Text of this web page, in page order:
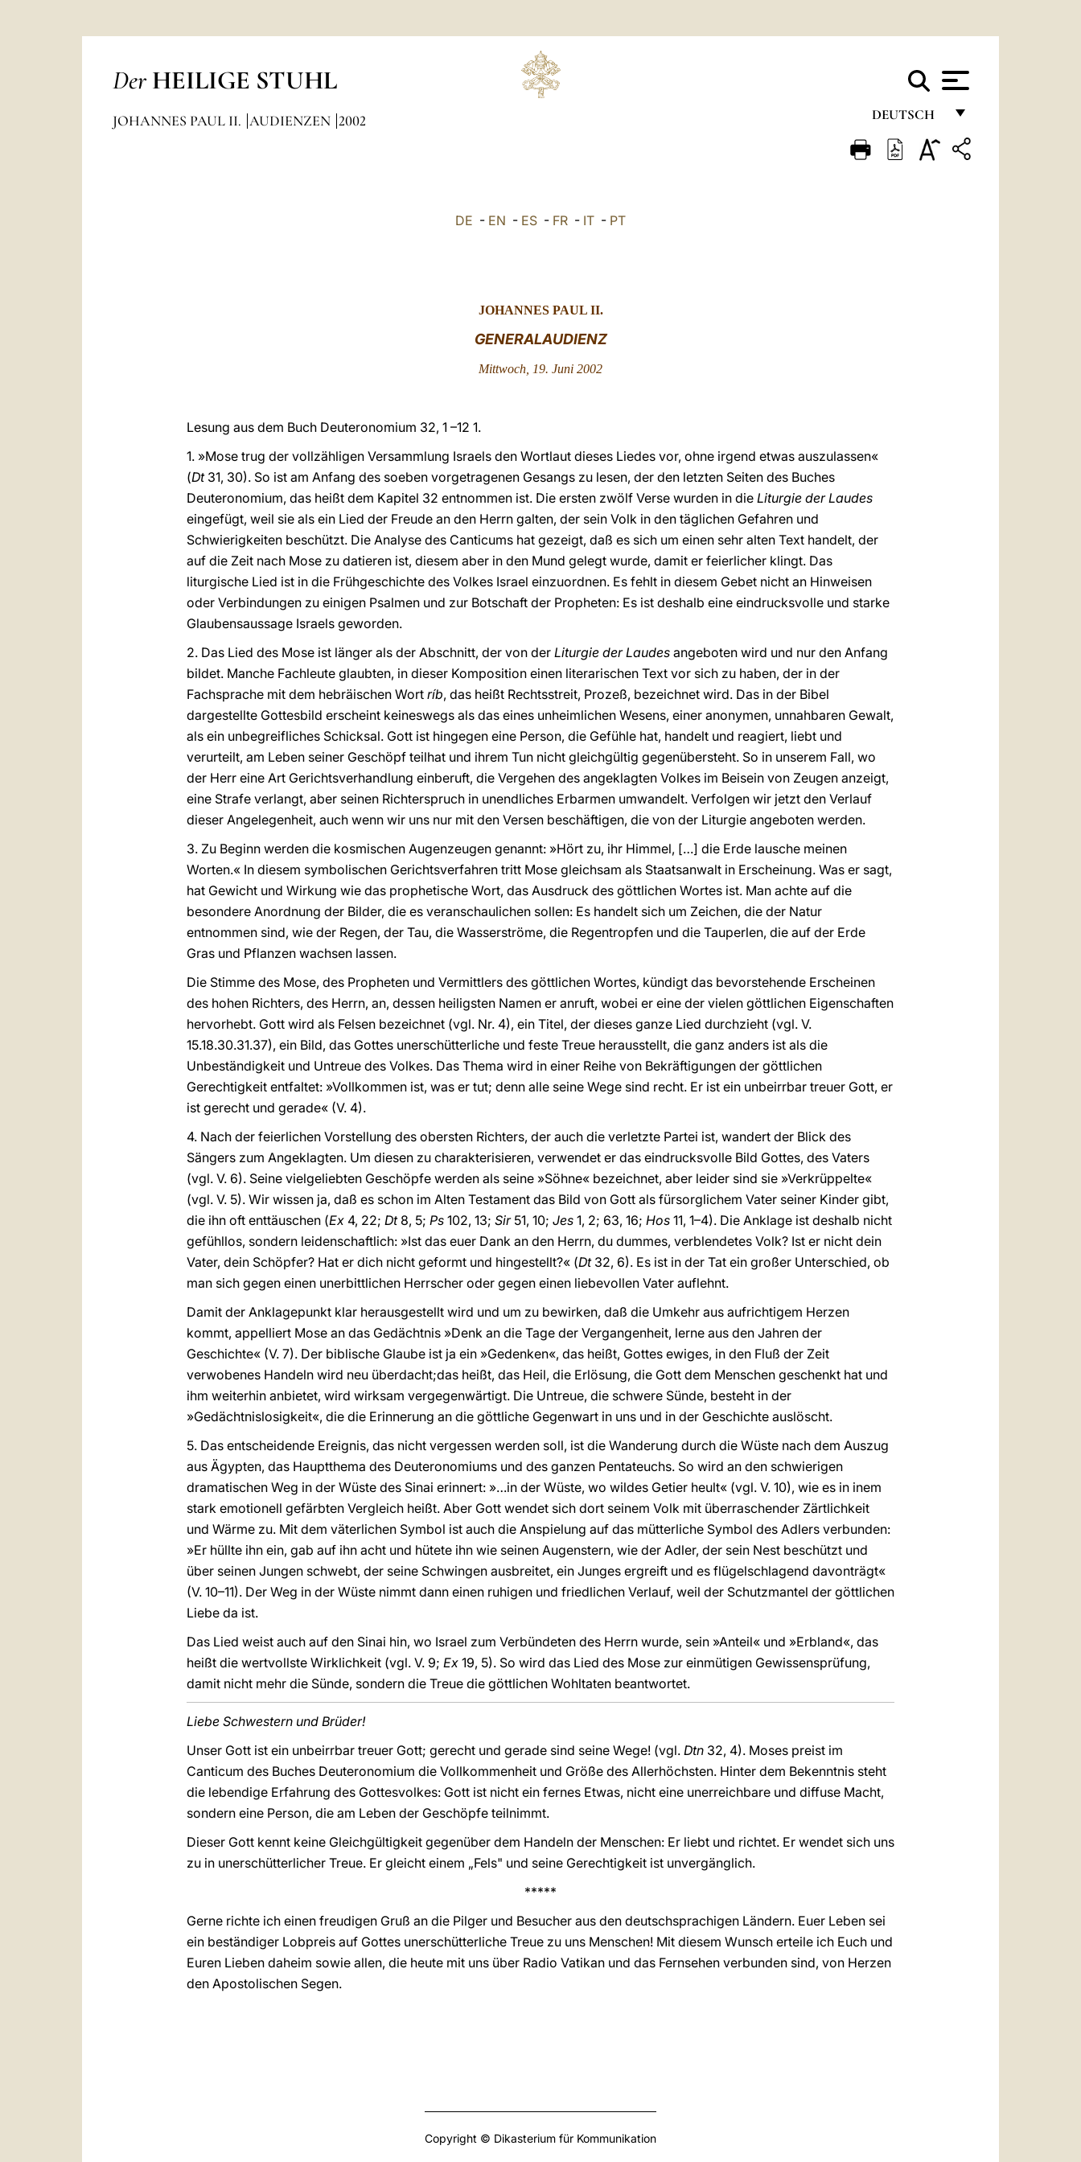
Der HEILIGE STUHL
DEUTSCH
FRANÇAIS
JOHANNES PAUL II. AUDIENZEN 2002
DE - EN - ES - FR - IT - PT
JOHANNES PAUL II.
GENERALAUDIENZ
Mittwoch, 19. Juni 2002
Lesung aus dem Buch Deuteronomium 32, 1 –12 1.
1. »Mose trug der vollzähligen Versammlung Israels den Wortlaut dieses Liedes vor, ohne irgend etwas auszulassen«
(Dt31, 30). So ist am Anfang des soeben vorgetragenen Gesangs zu lesen, der den letzten Seiten des Buches
Deuteronomium, das heißt dem Kapitel 32 entnommen ist. Die ersten zwölf Verse wurden in die Liturgie der Laudes
eingefügt, weil sie als ein Lied der Freude an den Herrn galten, der sein Volk in den täglichen Gefahren und
Schwierigkeiten beschützt. Die Analyse des Canticums hat gezeigt, daß es sich um einen sehr alten Text handelt, der
auf die Zeit nach Mose zu datieren ist, diesem aber in den Mund gelegt wurde, damit er feierlicher klingt. Das
liturgische Lied ist in die Frühgeschichte des Volkes Israel einzuordnen. Es fehlt in diesem Gebet nicht an Hinweisen
oder Verbindungen zu einigen Psalmen und zur Botschaft der Propheten: Es ist deshalb eine eindrucksvolle und starke
Glaubensaussage Israels geworden.
2. Das Lied des Mose ist länger als der Abschnitt, der von der Liturgie der Laudes angeboten wird und nur den Anfang
bildet. Manche Fachleute glaubten, in dieser Komposition einen literarischen Text vor sich zu haben, der in der
Fachsprache mit dem hebräischen Wort ríb, das heißt Rechtsstreit, Prozeß, bezeichnet wird. Das in der Bibel
dargestellte Gottesbild erscheint keineswegs als das eines unheimlichen Wesens, einer anonymen, unnahbaren Gewalt,
als ein unbegreifliches Schicksal. Gott ist hingegen eine Person, die Gefühle hat, handelt und reagiert, liebt und
verurteilt, am Leben seiner Geschöpf teilhat und ihrem Tun nicht gleichgültig gegenübersteht. So in unserem Fall, wo
der Herr eine Art Gerichtsverhandlung einberuft, die Vergehen des angeklagten Volkes im Beisein von Zeugen anzeigt,
eine Strafe verlangt, aber seinen Richterspruch in unendliches Erbarmen umwandelt. Verfolgen wir jetzt den Verlauf
dieser Angelegenheit, auch wenn wir uns nur mit den Versen beschäftigen, die von der Liturgie angeboten werden.
3. Zu Beginn werden die kosmischen Augenzeugen genannt: »Hört zu, ihr Himmel, […] die Erde lausche meinen
Worten.« In diesem symbolischen Gerichtsverfahren tritt Mose gleichsam als Staatsanwalt in Erscheinung. Was er sagt,
hat Gewicht und Wirkung wie das prophetische Wort, das Ausdruck des göttlichen Wortes ist. Man achte auf die
besondere Anordnung der Bilder, die es veranschaulichen sollen: Es handelt sich um Zeichen, die der Natur
entnommen sind, wie der Regen, der Tau, die Wasserströme, die Regentropfen und die Tauperlen, die auf der Erde
Gras und Pflanzen wachsen lassen.
Die Stimme des Mose, des Propheten und Vermittlers des göttlichen Wortes, kündigt das bevorstehende Erscheinen
des hohen Richters, des Herrn, an, dessen heiligsten Namen er anruft, wobei er eine der vielen göttlichen Eigenschaften
hervorhebt. Gott wird als Felsen bezeichnet (vgl. Nr. 4), ein Titel, der dieses ganze Lied durchzieht (vgl. V.
15.18.30.31.37), ein Bild, das Gottes unerschütterliche und feste Treue herausstellt, die ganz anders ist als die
Unbeständigkeit und Untreue des Volkes. Das Thema wird in einer Reihe von Bekräftigungen der göttlichen
Gerechtigkeit entfaltet: »Vollkommen ist, was er tut; denn alle seine Wege sind recht. Er ist ein unbeirrbar treuer Gott, er
ist gerecht und gerade« (V. 4).
4. Nach der feierlichen Vorstellung des obersten Richters, der auch die verletzte Partei ist, wandert der Blick des
Sängers zum Angeklagten. Um diesen zu charakterisieren, verwendet er das eindrucksvolle Bild Gottes, des Vaters
(vgl. V. 6). Seine vielgeliebten Geschöpfe werden als seine »Söhne« bezeichnet, aber leider sind sie »Verkrüppelte«
(vgl. V. 5). Wir wissen ja, daß es schon im Alten Testament das Bild von Gott als fürsorglichem Vater seiner Kinder gibt,
die ihn oft enttäuschen (Ex 4, 22; Dt 8, 5; Ps 102, 13; Sir51, 10; Jes 1, 2; 63, 16; Hos 11, 1–4). Die Anklage ist deshalb nicht
gefühllos, sondern leidenschaftlich: »Ist das euer Dank an den Herrn, du dummes, verblendetes Volk? Ist er nicht dein
Vater, dein Schöpfer? Hat er dich nicht geformt und hingestellt?« (Dt32, 6). Es ist in der Tat ein großer Unterschied, ob
man sich gegen einen unerbittlichen Herrscher oder gegen einen liebevollen Vater auflehnt.
Damit der Anklagepunkt klar herausgestellt wird und um zu bewirken, daß die Umkehr aus aufrichtigem Herzen
kommt, appelliert Mose an das Gedächtnis »Denk an die Tage der Vergangenheit, lerne aus den Jahren der
Geschichte« (V. 7). Der biblische Glaube ist ja ein »Gedenken«, das heißt, Gottes ewiges, in den Fluß der Zeit
verwobenes Handeln wird neu überdacht;das heißt, das Heil, die Erlösung, die Gott dem Menschen geschenkt hat und
ihm weiterhin anbietet, wird wirksam vergegenwärtigt. Die Untreue, die schwere Sünde, besteht in der
»Gedächtnislosigkeit«, die die Erinnerung an die göttliche Gegenwart in uns und in der Geschichte auslöscht.
5. Das entscheidende Ereignis, das nicht vergessen werden soll, ist die Wanderung durch die Wüste nach dem Auszug
aus Ägypten, das Hauptthema des Deuteronomiums und des ganzen Pentateuchs. So wird an den schwierigen
dramatischen Weg in der Wüste des Sinai erinnert: »…in der Wüste, wo wildes Getier heult« (vgl. V. 10), wie es in inem
stark emotionell gefärbten Vergleich heißt. Aber Gott wendet sich dort seinem Volk mit überraschender Zärtlichkeit
und Wärme zu. Mit dem väterlichen Symbol ist auch die Anspielung auf das mütterliche Symbol des Adlers verbunden:
»Er hüllte ihn ein, gab auf ihn acht und hütete ihn wie seinen Augenstern, wie der Adler, der sein Nest beschützt und
über seinen Jungen schwebt, der seine Schwingen ausbreitet, ein Junges ergreift und es flügelschlagend davonträgt«
(V. 10–11). Der Weg in der Wüste nimmt dann einen ruhigen und friedlichen Verlauf, weil der Schutzmantel der göttlichen
Liebe da ist.
Das Lied weist auch auf den Sinai hin, wo Israel zum Verbündeten des Herrn wurde, sein »Anteil« und »Erbland«, das
heißt die wertvollste Wirklichkeit (vgl. V. 9; Ex 19, 5). So wird das Lied des Mose zur einmütigen Gewissensprüfung,
damit nicht mehr die Sünde, sondern die Treue die göttlichen Wohltaten beantwortet.
Liebe Schwestern und Brüder!
Unser Gott ist ein unbeirrbar treuer Gott; gerecht und gerade sind seine Wege! (vgl. Dtn 32, 4). Moses preist im
Canticum des Buches Deuteronomium die Vollkommenheit und Größe des Allerhöchsten. Hinter dem Bekenntnis steht
die lebendige Erfahrung des Gottesvolkes: Gott ist nicht ein fernes Etwas, nicht eine unerreichbare und diffuse Macht,
sondern eine Person, die am Leben der Geschöpfe teilnimmt.
Dieser Gott kennt keine Gleichgültigkeit gegenüber dem Handeln der Menschen: Er liebt und richtet. Er wendet sich uns
zu in unerschütterlicher Treue. Er gleicht einem „Fels" und seine Gerechtigkeit ist unvergänglich.
*****
Gerne richte ich einen freudigen Gruß an die Pilger und Besucher aus den deutschsprachigen Ländern. Euer Leben sei
ein beständiger Lobpreis auf Gottes unerschütterliche Treue zu uns Menschen! Mit diesem Wunsch erteile ich Euch und
Euren Lieben daheim sowie allen, die heute mit uns über Radio Vatikan und das Fernsehen verbunden sind, von Herzen
den Apostolischen Segen.
Copyright © Dikasterium für Kommunikation